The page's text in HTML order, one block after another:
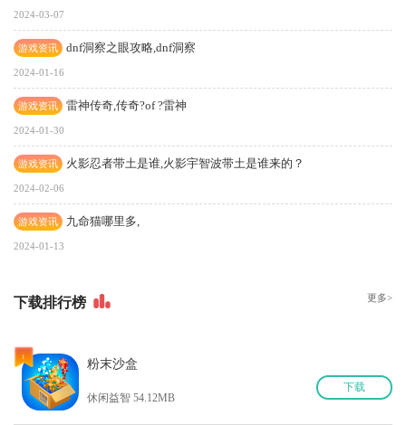
2024-03-07
游戏资讯 dnf洞察之眼攻略,dnf洞察
2024-01-16
游戏资讯 雷神传奇,传奇?of ?雷神
2024-01-30
游戏资讯 火影忍者带土是谁,火影宇智波带土是谁来的？
2024-02-06
游戏资讯 九命猫哪里多,
2024-01-13
下载排行榜 更多>
1 粉末沙盒
休闲益智 54.12MB
下载